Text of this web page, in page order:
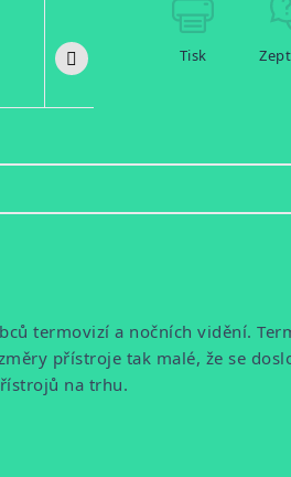
Tisk
termovizí a nočních vidění.
přístroje tak malé, že se
na trhu.